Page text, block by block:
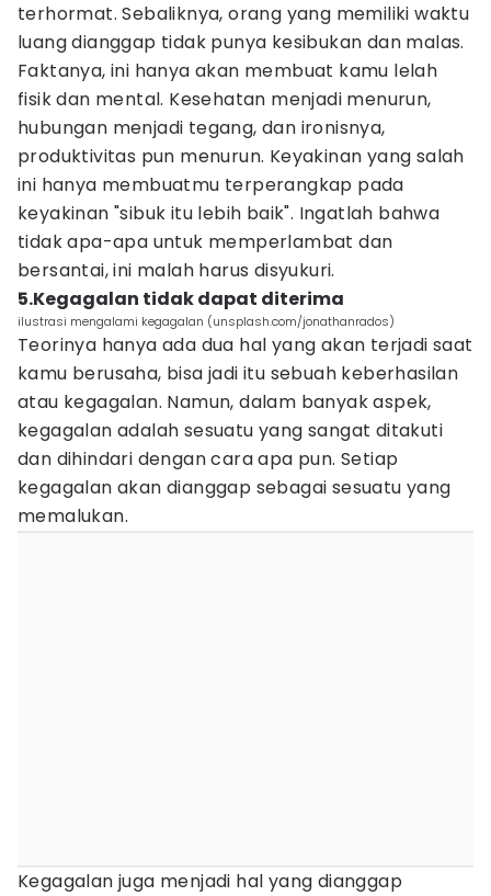
terhormat. Sebaliknya, orang yang memiliki waktu
luang dianggap tidak punya kesibukan dan malas.
Faktanya, ini hanya akan membuat kamu lelah
fisik dan mental. Kesehatan menjadi menurun,
hubungan menjadi tegang, dan ironisnya,
produktivitas pun menurun. Keyakinan yang salah
ini hanya membuatmu terperangkap pada
keyakinan "sibuk itu lebih baik". Ingatlah bahwa
tidak apa-apa untuk memperlambat dan
bersantai, ini malah harus disyukuri.
5.Kegagalan tidak dapat diterima
ilustrasi mengalami kegagalan (unsplash.com/jonathanrados)
Teorinya hanya ada dua hal yang akan terjadi saat
kamu berusaha, bisa jadi itu sebuah keberhasilan
atau kegagalan. Namun, dalam banyak aspek,
kegagalan adalah sesuatu yang sangat ditakuti
dan dihindari dengan cara apa pun. Setiap
kegagalan akan dianggap sebagai sesuatu yang
memalukan.
Kegagalan juga menjadi hal yang dianggap